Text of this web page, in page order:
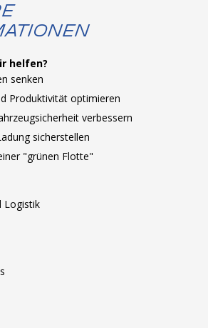
helfen?
senken
Produktivität optimieren
verbessern
sicherstellen
"grünen Flotte"
Logistik